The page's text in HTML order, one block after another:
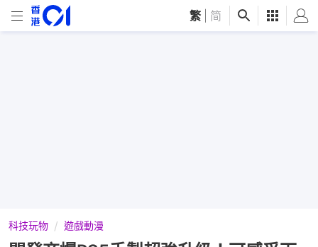
繁 简
科技玩物 遊戲動漫